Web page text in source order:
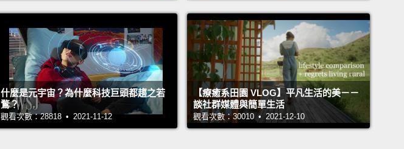
什麼是元宇宙？為什麼科技巨頭都趨之若
鶩？
觀看次數：28818 • 2021-11-12
【療癒系田園 VLOG】平凡生活的美－－
談社群媒體與簡單生活
觀看次數：30010 • 2021-12-10